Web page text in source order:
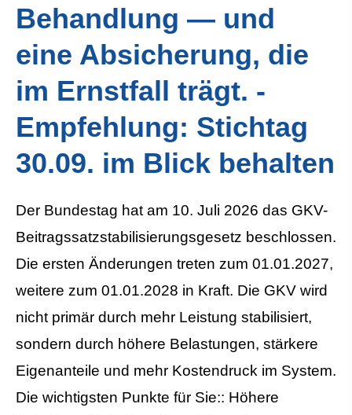
Behandlung — und
eine Absicherung, die
im Ernstfall trägt. -
Empfehlung: Stichtag
30.09. im Blick behalten
Der Bundestag hat am 10. Juli 2026 das GKV-
Beitragssatzstabilisierungsgesetz beschlossen.
Die ersten Änderungen treten zum 01.01.2027,
weitere zum 01.01.2028 in Kraft. Die GKV wird
nicht primär durch mehr Leistung stabilisiert,
sondern durch höhere Belastungen, stärkere
Eigenanteile und mehr Kostendruck im System.
Die wichtigsten Punkte für Sie:: Höhere